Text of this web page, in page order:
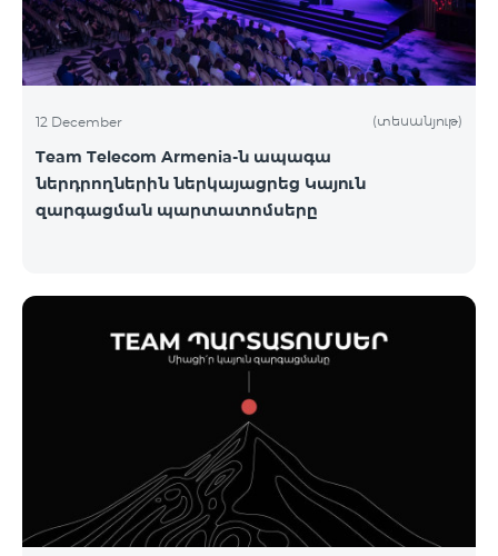
12 December (տեսանյութ)
Team Telecom Armenia-ն ապագա
ներդրողներին ներկայացրեց Կայուն
զարգացման պարտատոմսերը